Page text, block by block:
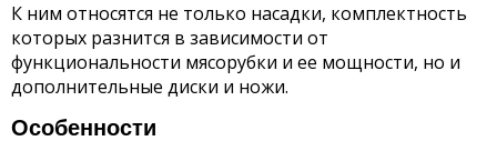
К ним относятся не только насадки, комплектность
которых разнится в зависимости от
функциональности мясорубки и ее мощности, но и
дополнительные диски и ножи.
Особенности